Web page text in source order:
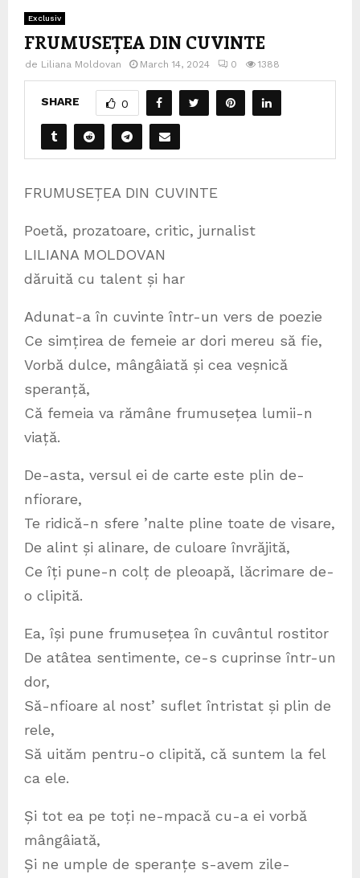
Exclusiv
FRUMUSEȚEA DIN CUVINTE
de Liliana Moldovan March 14, 2024 0 1388
SHARE 0
FRUMUSEȚEA DIN CUVINTE
Poetă, prozatoare, critic, jurnalist
LILIANA MOLDOVAN
dăruită cu talent și har
Adunat-a în cuvinte într-un vers de poezie
Ce simțirea de femeie ar dori mereu să fie,
Vorbă dulce, mângâiată și cea veșnică
speranță,
Că femeia va rămâne frumusețea lumii-n
viață.
De-asta, versul ei de carte este plin de-
nfiorare,
Te ridică-n sfere ’nalte pline toate de visare,
De alint și alinare, de culoare învrăjită,
Ce îți pune-n colț de pleoapă, lăcrimare de-
o clipită.
Ea, își pune frumusețea în cuvântul rostitor
De atâtea sentimente, ce-s cuprinse într-un
dor,
Să-nfioare al nost’ suflet întristat și plin de
rele,
Să uităm pentru-o clipită, că suntem la fel
ca ele.
Și tot ea pe toți ne-mpacă cu-a ei vorbă
mângâiată,
Și ne umple de speranțe s-avem zile-